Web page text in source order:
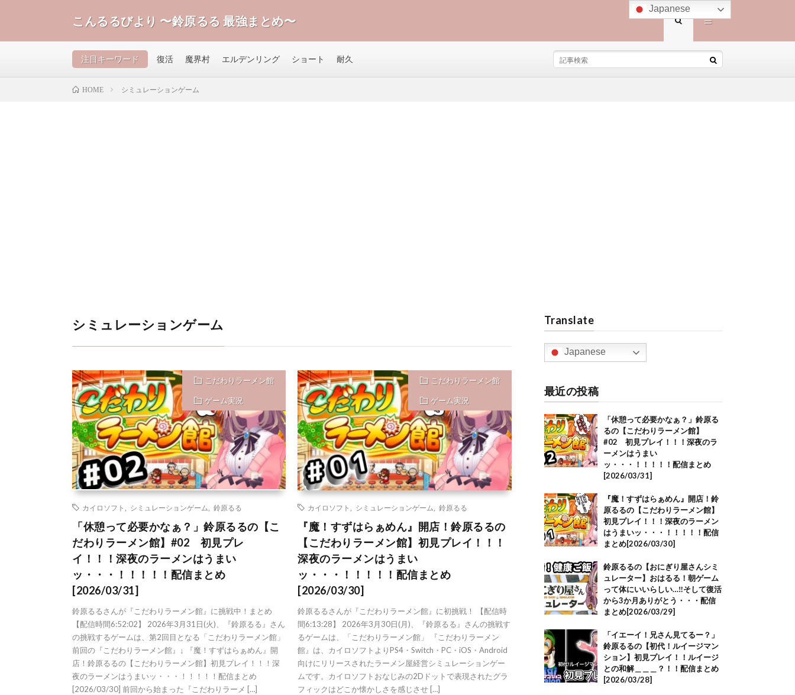
こんるるびより 〜鈴原るる 最強まとめ〜
注目キーワード 復活 魔界村 エルデンリング ショート 耐久
HOME シミュレーションゲーム
シミュレーションゲーム
こだわりラーメン館
ゲーム実況
カイロソフト シミュレーションゲーム 鈴原るる
「休憩って必要かなぁ？」鈴原るるの【こ
だわりラーメン館】#02 初見プレ
イ！！！深夜のラーメンはうまい
ッ・・・！！！！！配信まとめ
[2026/03/31]
鈴原るるさんが『こだわりラーメン館』に挑戦中！まとめ
【配信時間6:52:02】 2026年3月31日(火)、『鈴原るる』さん
の挑戦するゲームは、第2回目となる「こだわりラーメン館」
前回の『こだわりラーメン館』↓ 『魔！すずはらぁめん』開
店！鈴原るるの【こだわりラーメン館】初見プレイ！！！深
夜のラーメンはうまいッ・・・！！！！！配信まとめ
[2026/03/30] 前回から始まった『こだわりラーメ […]
こだわりラーメン館
ゲーム実況
カイロソフト シミュレーションゲーム ,鈴原るる
『魔！すずはらぁめん』開店！鈴原るるの
【こだわりラーメン館】初見プレイ！！！
深夜のラーメンはうまい
ッ・・・！！！！！配信まとめ
[2026/03/30]
鈴原るるさんが『こだわりラーメン館』に初挑戦！ 【配信時
間6:13:28】 2026年3月30日(月)、『鈴原るる』さんの挑戦す
るゲームは、「こだわりラーメン館」 『こだわりラーメン
館』は、カイロソフトよりPS4・Switch・PC・iOS・Android
向けにリリースされたラーメン屋経営シミュレーションゲー
ムです。カイロソフトおなじみの2Dドットで表現されたグラ
フィックはどこか懐かしさを感じさせ […]
Translate
Japanese
最近の投稿
「休憩って必要かなぁ？」鈴原る
るの【こだわりラーメン館】
#02 初見プレイ！！！深夜のラ
ーメンはうまい
ッ・・・！！！！！配信まとめ
[2026/03/31]
『魔！すずはらぁめん』開店！鈴
原るるの【こだわりラーメン館】
初見プレイ！！！深夜のラーメン
はうまいッ・・・！！！！！配信
まとめ[2026/03/30]
鈴原るるの【おにぎり屋さんシミ
ュレーター】おはるる！朝ゲーム
って体にいいらしい…‼そして復活
から3か月ありがとう・・・配信
まとめ[2026/03/29]
「イエーイ！兄さん見てるー？」
鈴原るるの【初代！ルイージマン
ション】初見プレイ！！ルイージ
との和解＿＿＿？！！配信まとめ
[2026/03/28]
Japanese